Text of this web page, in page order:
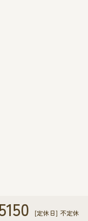
[定休日] 不定休